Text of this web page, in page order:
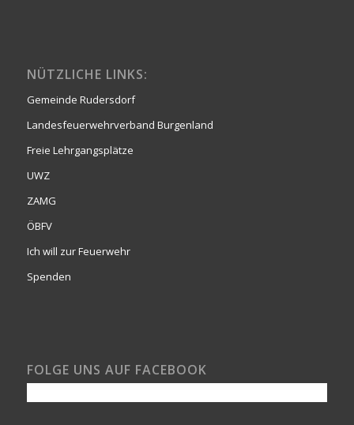
NÜTZLICHE LINKS:
Gemeinde Rudersdorf
Landesfeuerwehrverband Burgenland
Freie Lehrgangsplätze
UWZ
ZAMG
ÖBFV
Ich will zur Feuerwehr
Spenden
FOLGE UNS AUF FACEBOOK